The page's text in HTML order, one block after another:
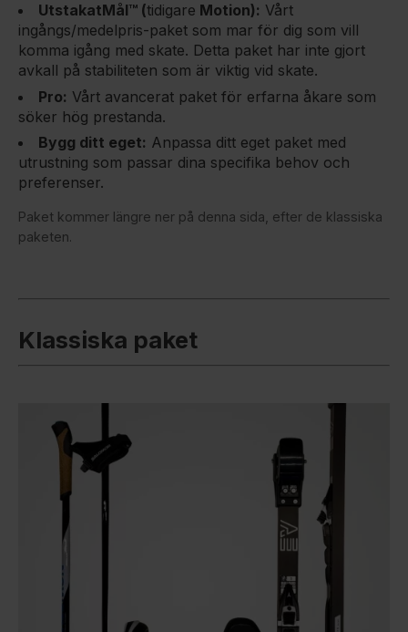
UtstakatMål™ (tidigare Motion): Vårt
ingångs/medelpris-paket som mar för dig som vill
komma igång med skate. Detta paket har inte gjort
avkall på stabiliteten som är viktig vid skate.
Pro: Vårt avancerat paket för erfarna åkare som
söker hög prestanda.
Bygg ditt eget: Anpassa ditt eget paket med
utrustning som passar dina specifika behov och
preferenser.
Paket kommer längre ner på denna sida, efter de klassiska
paketen.
Klassiska paket